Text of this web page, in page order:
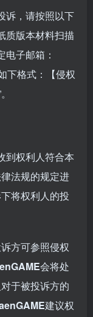
诉，请按照以下
质版本材料扫描
电子邮箱：
下格式：【侵权
到权利人符合本
法规的规定进
将权利人的投
方可参照侵权
会将处
于被投诉方的
建议权